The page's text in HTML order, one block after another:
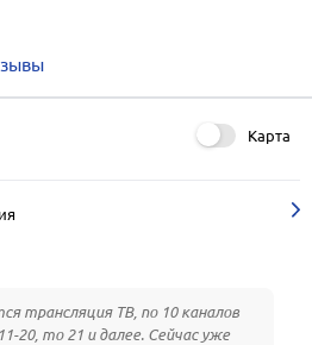
Карта
трансляция ТВ, по 10 каналов
20, то 21 и далее. Сейчас уже